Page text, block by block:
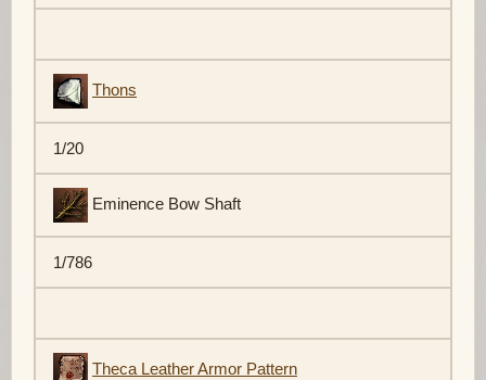
Thons
1/20
Eminence Bow Shaft
1/786
Theca Leather Armor Pattern